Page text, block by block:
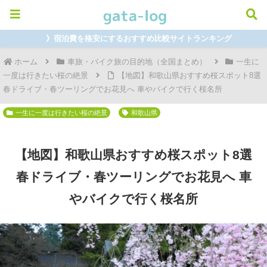
》宿泊費を格安にするおすすめ比較サイトランキング
ホーム 車旅・バイク旅の目的地（全国まとめ）
一生に
一度は行きたい桜の絶景
【地図】和歌山県おすすめ桜スポット8選
春ドライブ・春ツーリングでお花見へ 車やバイクで行く桜名所
一生に一度は行きたい桜の絶景 和歌山県
【地図】和歌山県おすすめ桜スポット8選
春ドライブ・春ツーリングでお花見へ 車
やバイクで行く桜名所